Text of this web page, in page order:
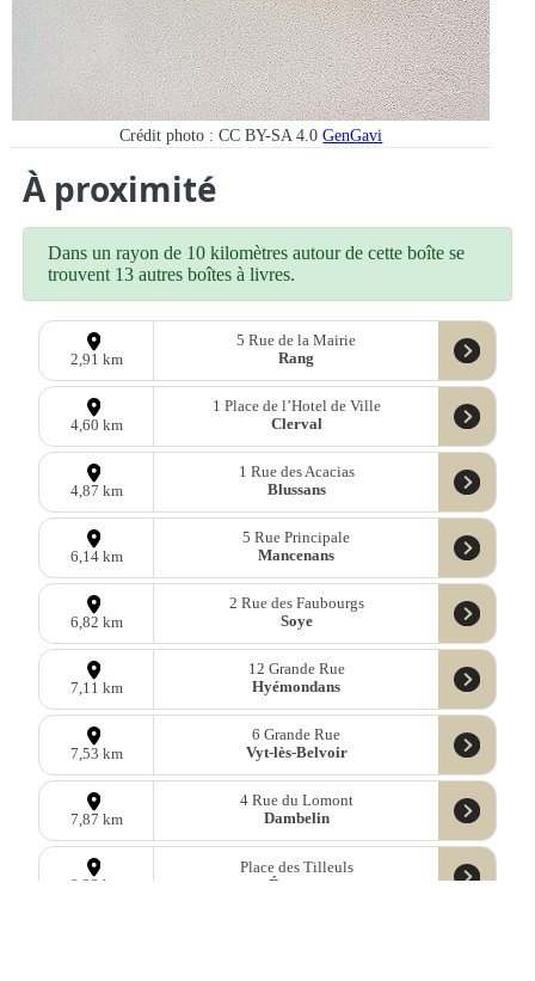
Crédit photo : CC BY-SA 4.0GenGavi
À proximité
Dans un rayon de 10 kilomètres autour de cette boîte se
trouvent 13 autres boîtes à livres.
2,91 km
5 Rue de la Mairie
Rang
4,60 km
1 Place de l’Hotel de Ville
Clerval
4,87 km
1 Rue des Acacias
Blussans
6,14 km
5 Rue Principale
Mancenans
6,82 km
2 Rue des Faubourgs
Soye
7,11 km
12 Grande Rue
Hyémondans
7,53 km
6 Grande Rue
Vyt-lès-Belvoir
7,87 km
4 Rue du Lomont
Dambelin
8,33 km
Place des Tilleuls
Étrappe